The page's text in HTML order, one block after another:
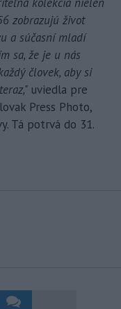
zobrazujú život
a súčasní mladí
sa, že je u nás
človek, aby si
uviedla pre
Press Photo,
Tá potrvá do 31.